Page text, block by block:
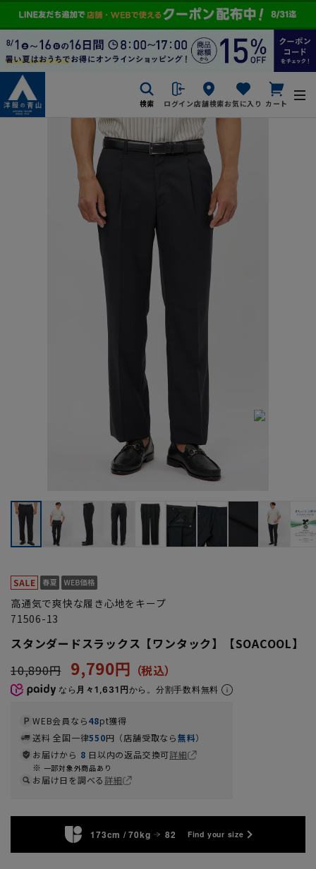
検索 ログイン店舗検索お気に入り カート
高通気で爽快な履き心地をキープ
71506-13
スタンダードスラックス【ワンタック】【SOACOOL】
10,890円
9,790円
なら 月々1,631円から。分割手数料無料
WEB会員なら48pt獲得
送料 全国一律550円（店舗受取なら無料）
お届けから 8 日以内の返品交換可詳細
一部対象外商品あり
お届け日を調べる詳細
173cm / 70kg 82 Find your size